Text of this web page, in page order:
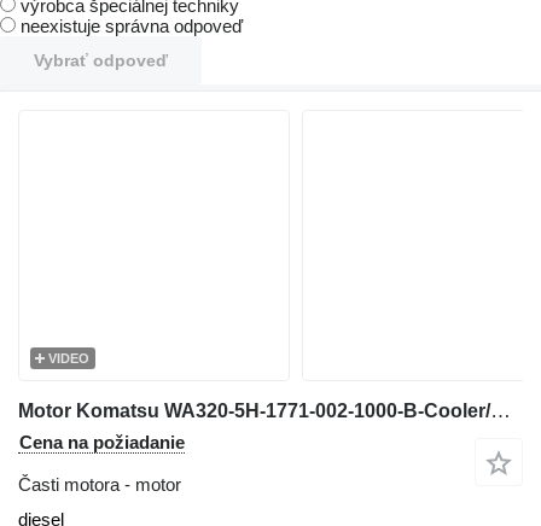
výrobca špeciálnej techniky
neexistuje správna odpoveď
Vybrať odpoveď
VIDEO
Motor Komatsu WA320-5H-1771-002-1000-B-Cooler/Kühler/Koeler
Cena na požiadanie
Časti motora - motor
diesel